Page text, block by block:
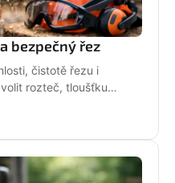
bezpečný řez
čistotě řezu i
rozteč, tloušťku